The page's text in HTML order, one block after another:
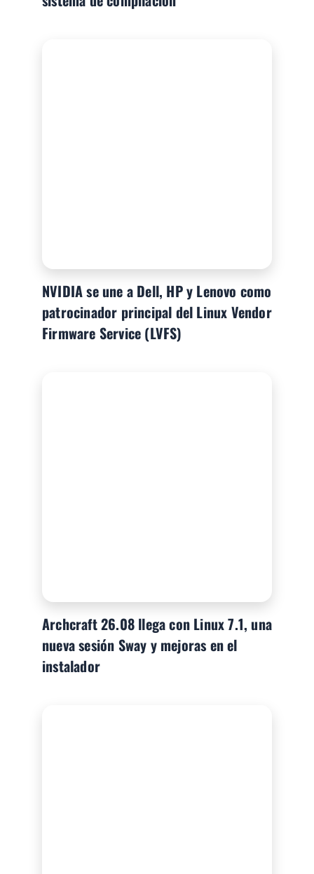
NVIDIA se une a Dell, HP y Lenovo como
patrocinador principal del Linux Vendor
Firmware Service (LVFS)
Archcraft 26.08 llega con Linux 7.1, una
nueva sesión Sway y mejoras en el
instalador